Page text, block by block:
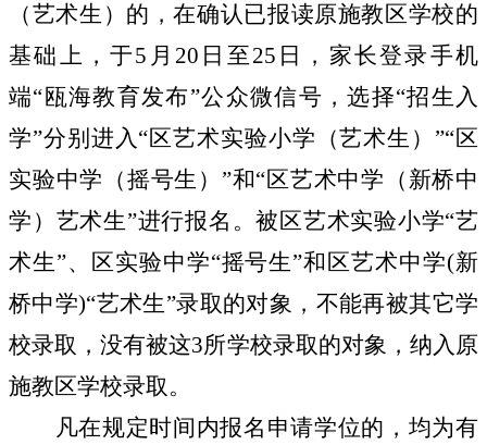
（艺术生） 的，在确认已报读原施教区学校的
基础上，于5 月 20 日至25 日，家长登录手机
端“瓯海教育发布”公众微信号，选择“招生入
学”分别进入“区艺术实验小学（艺术生）”“区
实验中学（摇号生）”和“区艺术中学（新桥中
学）艺术生”进行报名。被区艺术实验小学“艺
术生”、区实验中学“摇号生”和 区艺术中学(新
桥中学)“艺术生”录取的对象，不能再被其它学
校录取，没有被这3所学校录取的对象，纳入原
施教区学校录取。
凡在规定时间内报名申请学位的，均为有